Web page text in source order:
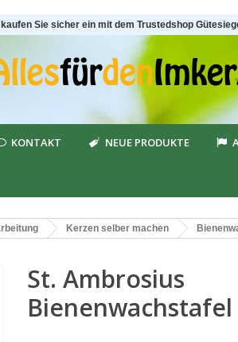
Sie sicher ein mit dem Trustedshop
KONTAKT NEUE PRODUKTE
Kerzen selber machen
St. Ambrosius
Bienenwachstafel